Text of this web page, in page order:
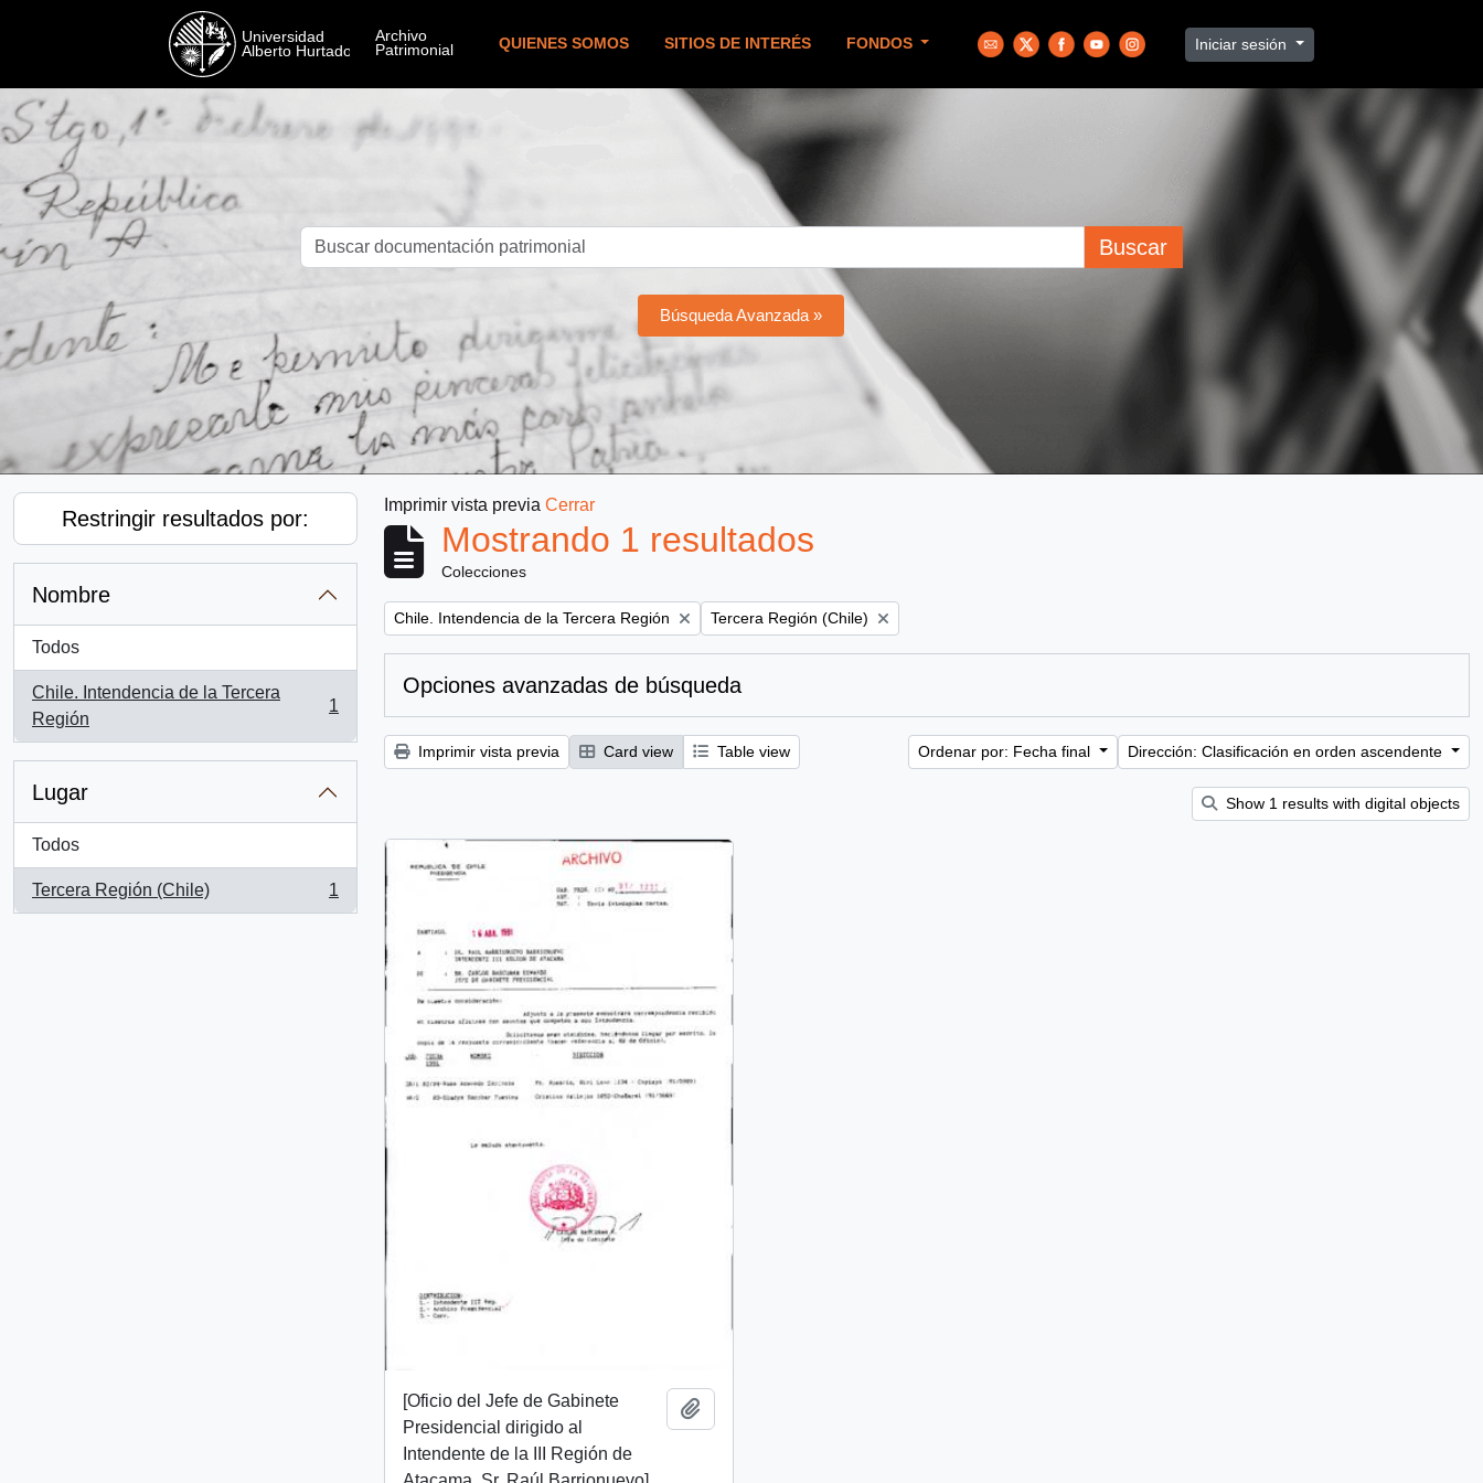
QUIENES SOMOS SITIOS DE INTERÉS FONDOS Iniciar sesión
Buscar
Búsqueda Avanzada »
Restringir resultados por:
Nombre
Todos
Chile. Intendencia de la Tercera
Región
, 1 resultados
1
Lugar
Todos
Tercera Región (Chile)
, 1 resultados
1
Imprimir vista previa Cerrar
Mostrando 1 resultados
Colecciones
Remove filter:
Chile. Intendencia de la Tercera Región Remove filter:
Tercera Región (Chile)
Opciones avanzadas de búsqueda
Imprimir vista previa Card view Table view Ordenar por: Fecha final Dirección: Clasificación en orden ascendente
Show 1 results with digital objects
[Oficio del Jefe de Gabinete
Presidencial dirigido al
Intendente de la III Región de